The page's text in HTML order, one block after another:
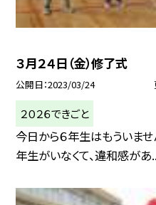
３月２４日（金）修了式
公開日 2023/03/24
２０２６できごと
今日から６年生はもういませ
年生がいなくて、違和感があ